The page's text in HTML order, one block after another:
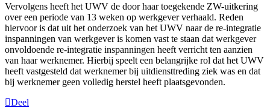
Vervolgens heeft het UWV de door haar toegekende ZW-uitkering
over een periode van 13 weken op werkgever verhaald. Reden
hiervoor is dat uit het onderzoek van het UWV naar de re-integratie
inspanningen van werkgever is komen vast te staan dat werkgever
onvoldoende re-integratie inspanningen heeft verricht ten aanzien
van haar werknemer. Hierbij speelt een belangrijke rol dat het UWV
heeft vastgesteld dat werknemer bij uitdiensttreding ziek was en dat
bij werknemer geen volledig herstel heeft plaatsgevonden.
Deel